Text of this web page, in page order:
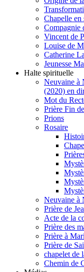
Chapelle en
Compagnie
Vincent de
Louise de
Catherine
Jeunesse
Halte spirituelle
Neuvaine à
(2020) en
Mot du
Prière Fin
Prions
Rosaire
Neuvaine à
Prière de
Acte de la
Prière des
Prière à
Prière de
chapelet de
Chemin de